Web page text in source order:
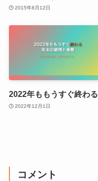
2015年8月12日
2022年ももうすぐ終わる
2022年12月1日
コメント